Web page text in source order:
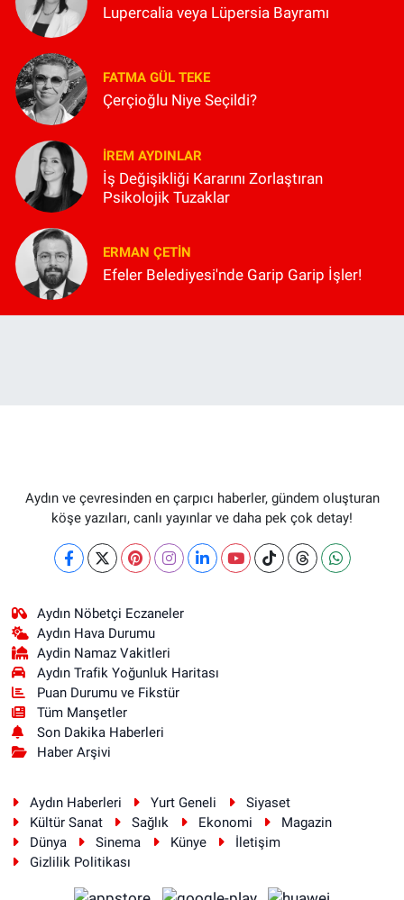
Lupercalia veya Lüpersia Bayramı
FATMA GÜL TEKE
Çerçioğlu Niye Seçildi?
İREM AYDINLAR
İş Değişikliği Kararını Zorlaştıran
Psikolojik Tuzaklar
ERMAN ÇETIN
Efeler Belediyesi'nde Garip Garip İşler!
Aydın ve çevresinden en çarpıcı haberler, gündem oluşturan
köşe yazıları, canlı yayınlar ve daha pek çok detay!
Aydın Nöbetçi Eczaneler
Aydın Hava Durumu
Aydin Namaz Vakitleri
Aydın Trafik Yoğunluk Haritası
Puan Durumu ve Fikstür
Tüm Manşetler
Son Dakika Haberleri
Haber Arşivi
Aydın Haberleri Yurt Geneli
Siyaset
Kültür Sanat
Sağlık Ekonomi
Magazin
Dünya
Sinema Künye
İletişim
Gizlilik Politikası